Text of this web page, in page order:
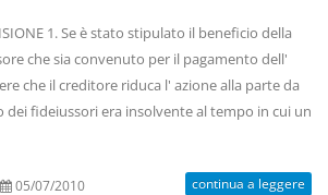
1. Se è stato stipulato il beneficio della
che sia convenuto per il pagamento dell'
che il creditore riduca l' azione alla parte da
dei fideiussori era insolvente al tempo in cui un
05/07/2010 continua a leggere